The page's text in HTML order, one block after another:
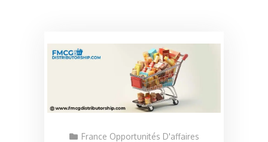
France Opportunités D'affaires